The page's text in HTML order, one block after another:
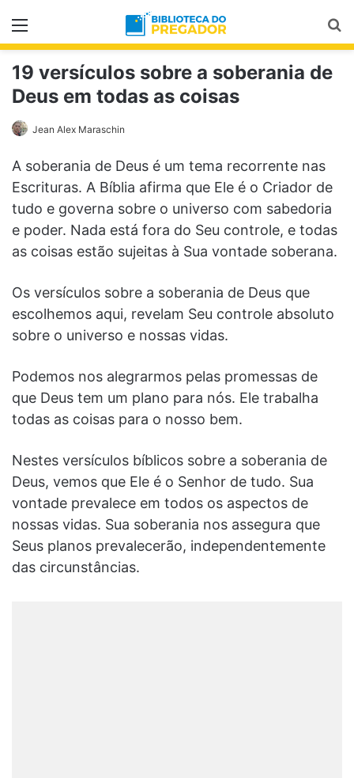
Menu
19 versículos sobre a soberania de
Deus em todas as coisas
Jean Alex Maraschin
A soberania de Deus é um tema recorrente nas
Escrituras. A Bíblia afirma que Ele é o Criador de
tudo e governa sobre o universo com sabedoria
e poder. Nada está fora do Seu controle, e todas
as coisas estão sujeitas à Sua vontade soberana.
Os versículos sobre a soberania de Deus que
escolhemos aqui, revelam Seu controle absoluto
sobre o universo e nossas vidas.
Podemos nos alegrarmos pelas promessas de
que Deus tem um plano para nós. Ele trabalha
todas as coisas para o nosso bem.
Nestes versículos bíblicos sobre a soberania de
Deus, vemos que Ele é o Senhor de tudo. Sua
vontade prevalece em todos os aspectos de
nossas vidas. Sua soberania nos assegura que
Seus planos prevalecerão, independentemente
das circunstâncias.